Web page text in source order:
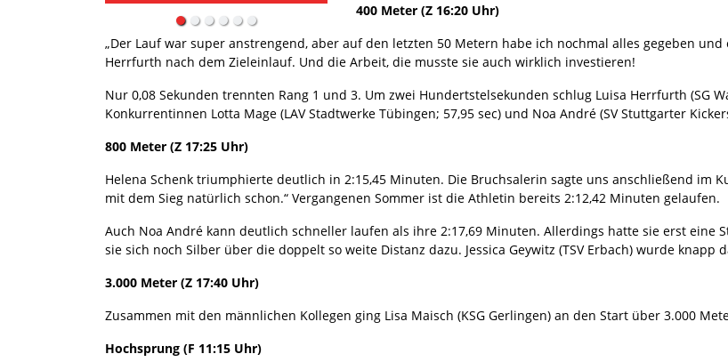
400 Meter (Z 16:20 Uhr)
„Der Lauf war super anstrengend, aber auf den letzten 50 Metern habe ich nochmal alles gegeben
Herrfurth nach dem Zieleinlauf. Und die Arbeit, die musste sie auch wirklich investieren!
Nur 0,08 Sekunden trennten Rang 1 und 3. Um zwei Hundertstelsekunden schlug Luisa Herrfurth (SG
Konkurrentinnen Lotta Mage (LAV Stadtwerke Tübingen; 57,95 sec) und Noa André (SV Stuttgarter
800 Meter (Z 17:25 Uhr)
Helena Schenk triumphierte deutlich in 2:15,45 Minuten. Die Bruchsalerin sagte uns anschließend im
mit dem Sieg natürlich schon.“ Vergangenen Sommer ist die Athletin bereits 2:12,42 Minuten gelaufen.
Auch Noa André kann deutlich schneller laufen als ihre 2:17,69 Minuten. Allerdings hatte sie erst eine
sie sich noch Silber über die doppelt so weite Distanz dazu. Jessica Geywitz (TSV Erbach) wurde knapp
3.000 Meter (Z 17:40 Uhr)
Zusammen mit den männlichen Kollegen ging Lisa Maisch (KSG Gerlingen) an den Start über 3.000
Hochsprung (F 11:15 Uhr)